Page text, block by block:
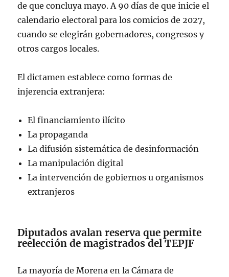
de que concluya mayo. A 90 días de que inicie el
calendario electoral para los comicios de 2027,
cuando se elegirán gobernadores, congresos y
otros cargos locales.
El dictamen establece como formas de
injerencia extranjera:
El financiamiento ilícito
La propaganda
La difusión sistemática de desinformación
La manipulación digital
La intervención de gobiernos u organismos
extranjeros
Diputados avalan reserva que permite
reelección de magistrados del TEPJF
La mayoría de Morena en la Cámara de